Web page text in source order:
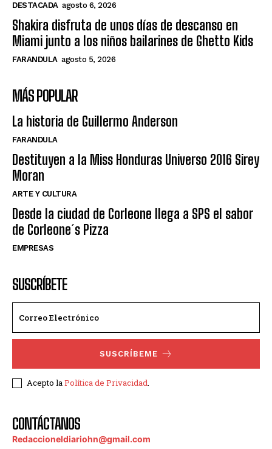
DESTACADA agosto 6, 2026
Shakira disfruta de unos días de descanso en
Miami junto a los niños bailarines de Ghetto Kids
FARANDULA agosto 5, 2026
MÁS POPULAR
La historia de Guillermo Anderson
FARANDULA
Destituyen a la Miss Honduras Universo 2016 Sirey
Moran
ARTE Y CULTURA
Desde la ciudad de Corleone llega a SPS el sabor
de Corleone´s Pizza
EMPRESAS
SUSCRÍBETE
SUSCRÍBEME
Acepto laPolítica de Privacidad.
CONTÁCTANOS
Redaccioneldiariohn@gmail.com